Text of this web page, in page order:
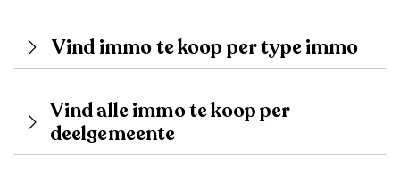
Vind immo te koop per type immo
Vind alle immo te koop per
deelgemeente